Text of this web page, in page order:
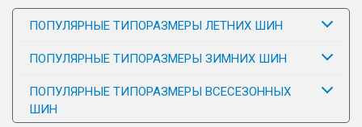
ПОПУЛЯРНЫЕ ТИПОРАЗМЕРЫ ЛЕТНИХ ШИН
ПОПУЛЯРНЫЕ ТИПОРАЗМЕРЫ ЗИМНИХ ШИН
ПОПУЛЯРНЫЕ ТИПОРАЗМЕРЫ ВСЕСЕЗОННЫХ
ШИН